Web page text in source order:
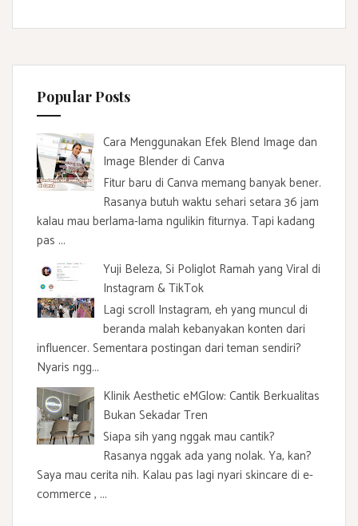
Popular Posts
Cara Menggunakan Efek Blend Image dan
Image Blender di Canva
Fitur baru di Canva memang banyak bener.
Rasanya butuh waktu sehari setara 36 jam
kalau mau berlama-lama ngulikin fiturnya. Tapi kadang
pas ...
Yuji Beleza, Si Poliglot Ramah yang Viral di
Instagram & TikTok
Lagi scroll Instagram, eh yang muncul di
beranda malah kebanyakan konten dari
influencer. Sementara postingan dari teman sendiri?
Nyaris ngg...
Klinik Aesthetic eMGlow: Cantik Berkualitas
Bukan Sekadar Tren
Siapa sih yang nggak mau cantik?
Rasanya nggak ada yang nolak. Ya, kan?
Saya mau cerita nih. Kalau pas lagi nyari skincare di e-
commerce , ...